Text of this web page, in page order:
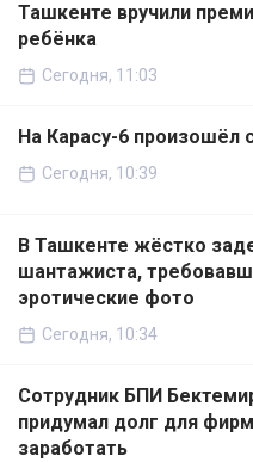
Ташкенте вручили
ребёнка
Сегодня, 11:03
На Карасу-6 произошёл
Сегодня, 10:39
В Ташкенте жёстко
шантажиста,
эротические фото
Сегодня, 10:34
Сотрудник БПИ
придумал долг для
заработать